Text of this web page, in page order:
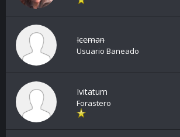
Iceman
Usuario Baneado
Ivitatum
Forastero